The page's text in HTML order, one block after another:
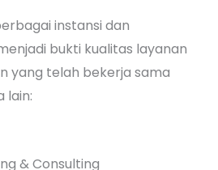
instansi dan
bukti kualitas layanan
yang telah bekerja sama
lain:
& Consulting